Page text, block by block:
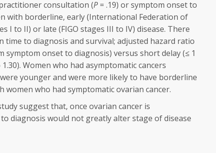
consultation (P = .19) or symptom onset to
with borderline, early (International Federation of
I to II) or late (FIGO stages III to IV) disease. There
time to diagnosis and survival; adjusted hazard ratio
symptom onset to diagnosis) versus short delay (≤ 1
Women who had asymptomatic cancers
younger and were more likely to have borderline
women who had symptomatic ovarian cancer.
suggest that, once ovarian cancer is
diagnosis would not greatly alter stage of disease